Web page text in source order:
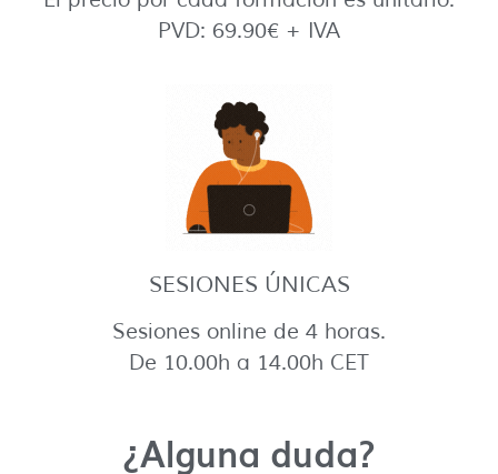
PVD: 69.90€ + IVA
SESIONES ÚNICAS
Sesiones online de 4 horas.
De 10.00h a 14.00h CET
¿Alguna duda?